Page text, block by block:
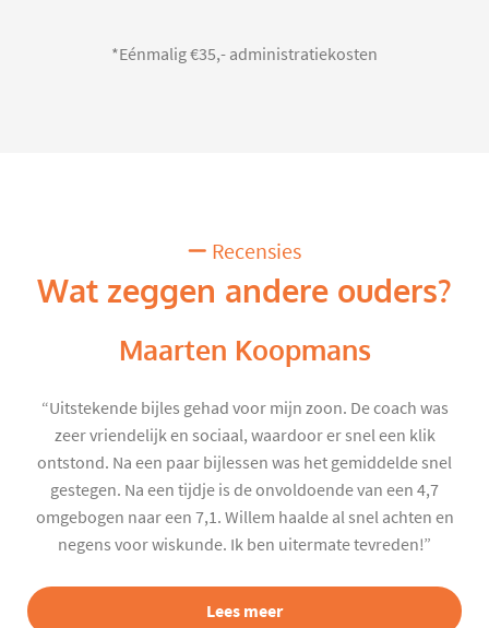
*Eénmalig €35,- administratiekosten
Recensies
Wat zeggen andere ouders?
Maarten Koopmans
“Uitstekende bijles gehad voor mijn zoon. De coach was
zeer vriendelijk en sociaal, waardoor er snel een klik
ontstond. Na een paar bijlessen was het gemiddelde snel
gestegen. Na een tijdje is de onvoldoende van een 4,7
omgebogen naar een 7,1. Willem haalde al snel achten en
negens voor wiskunde. Ik ben uitermate tevreden!”
Lees meer